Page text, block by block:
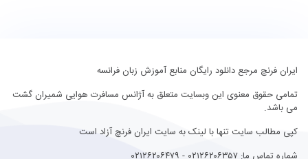
ایران فرنچ مرجع دانلود رایگان منابع آموزش زبان فرانسه
تمامی حقوق معنوی این وبسایت متعلق بهآژانس مسافرت هوایی شمیران گشت
می باشد.
کپی مطالب سایت تنها با لینک به سایت ایران فرنچ آزاد است